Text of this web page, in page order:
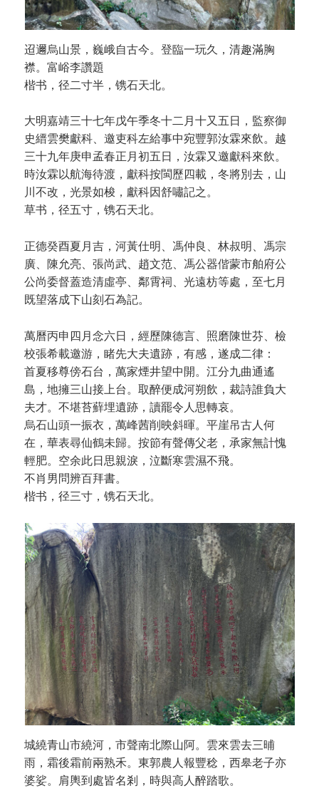
迢邇烏山景，巍峨自古今。登臨一玩久，清趣滿胸
襟。富峪李讚題
楷书，径二寸半，镌石天北。
大明嘉靖三十七年戊午季冬十二月十又五日，監察御
史縉雲樊獻科、邀吏科左給事中宛豐郭汝霖來飲。越
三十九年庚申孟春正月初五日，汝霖又邀獻科來飲。
時汝霖以航海待渡，獻科按閩歷四載，冬將別去，山
川不改，光景如梭，獻科因舒嘯記之。
草书，径五寸，镌石天北。
正德癸酉夏月吉，河黃仕明、馮仲良、林叔明、馮宗
廣、陳允亮、張尚武、趙文范、馮公器偕蒙市舶府公
公尚委督蓋造清虛亭、鄰霄祠、光遠枋等處，至七月
既望落成下山刻石為記。
萬曆丙申四月念六日，經歷陳德言、照磨陳世芬、檢
校張希載邀游，睹先大夫遺跡，有感，遂成二律：
首夏移尊傍石台，萬家煙井望中開。江分九曲通遙
島，地擁三山接上台。取醉便成河朔飲，裁詩誰負大
夫才。不堪苔蘚埋遺跡，讀罷令人思轉哀。
烏石山頭一振衣，萬峰茜削映斜暉。平崖吊古人何
在，華表尋仙鶴未歸。按節有聲傳父老，承家無計愧
輕肥。空余此日思親淚，泣斷寒雲濕不飛。
不肖男問辨百拜書。
楷书，径三寸，镌石天北。
城繞青山市繞河，市聲南北際山阿。雲來雲去三晡
雨，霜後霜前兩熟禾。東郭農人報豐稔，西皋老子亦
婆娑。肩輿到處皆名剎，時與高人醉踏歌。